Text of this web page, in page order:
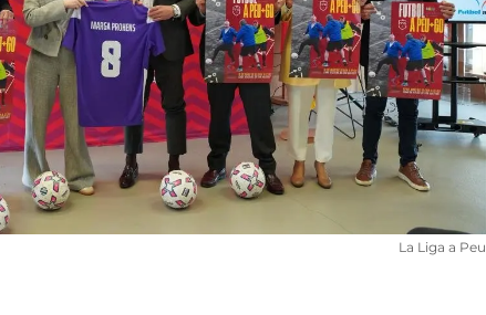
La Liga a Peu